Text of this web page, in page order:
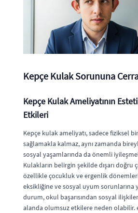
Kepçe Kulak Sorununa
Kepçe Kulak Ameliyatının
Etkileri
Kepçe kulak ameliyatı, sadece fiziksel
sağlamakla kalmaz, aynı zamanda
sosyal yaşamlarında da önemli
Kulakların belirgin şekilde dışarı doğru
özellikle çocukluk ve ergenlik
eksikliğine ve sosyal uyum sorunlarına
durum, okul başarısından sosyal
alanda olumsuz etkilere neden olabilir.